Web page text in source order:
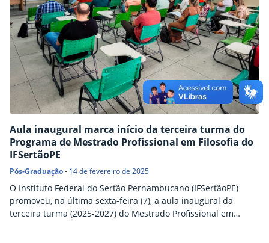
Aula inaugural marca início da terceira turma do
Programa de Mestrado Profissional em Filosofia do
IFSertãoPE
Pós-Graduação- 14 de fevereiro de 2025
O Instituto Federal do Sertão Pernambucano (IFSertãoPE)
promoveu, na última sexta-feira (7), a aula inaugural da
terceira turma (2025-2027) do Mestrado Profissional em